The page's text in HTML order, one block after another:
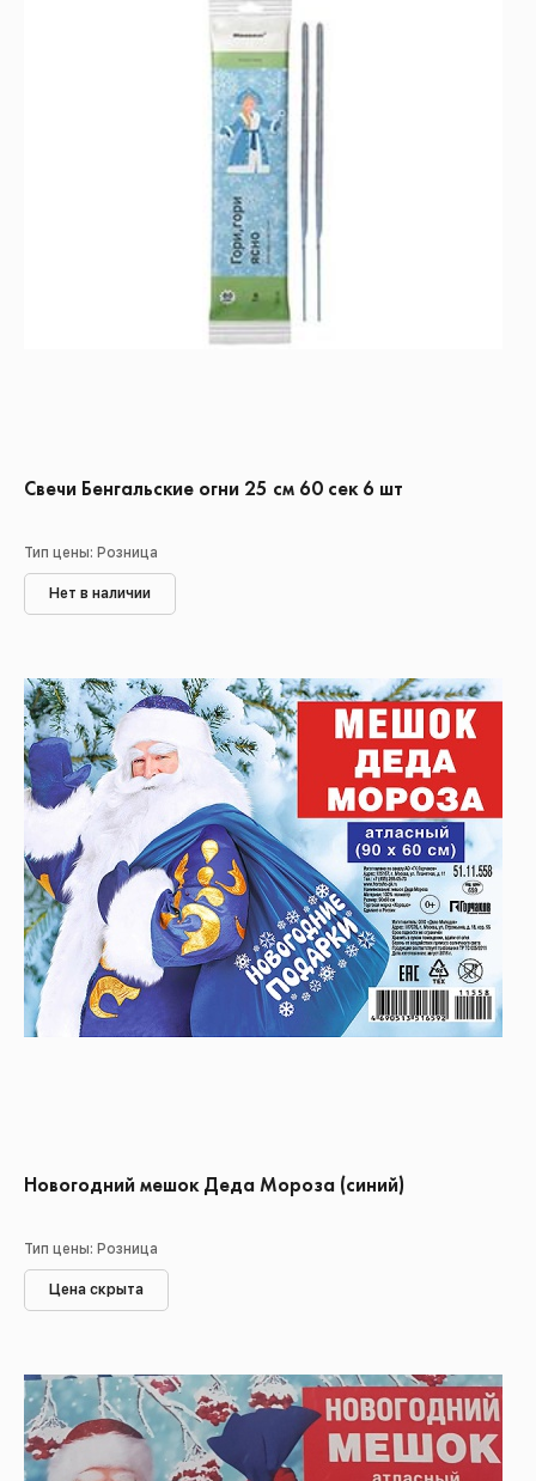
Свечи Бенгальские огни 25 см 60 сек 6 шт
Тип цены: Розница
Нет в наличии
Новогодний мешок Деда Мороза (синий)
Тип цены: Розница
Цена скрыта